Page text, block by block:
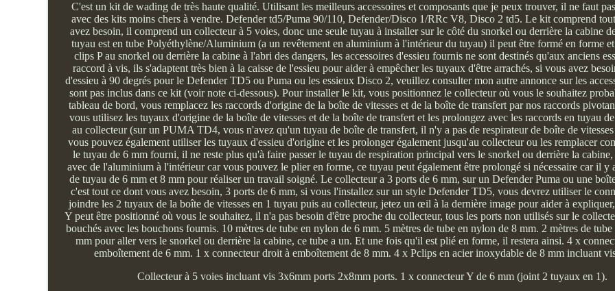
C'est un kit de wading de très haute qualité. Utilisant les meilleurs accessoires et composants que je peux trouver, il ne faut
avec des kits moins chers à vendre. Defender td5/Puma 90/110, Defender/Disco 1/RRc V8, Disco 2 td5. Le kit comprend
avez besoin, il comprend un collecteur à 5 voies, donc une seule tuyau à installer sur le côté du snorkel ou derrière la cabine
tuyau est en tube Polyéthylène/Aluminium (a un revêtement en aluminium à l'intérieur du tuyau) il peut être formé en forme
clips P au snorkel ou derrière la cabine à l'abri des dangers, les accessoires d'essieu fournis ne sont destinés qu'aux anciens
raccord à vis, ils s'adaptent très bien à la caisse de l'essieu pour aider à empêcher les tuyaux d'être arrachés, si vous avez
d'essieu à 90 degrés pour le Defender TD5 ou Puma ou les essieux Disco 2, veuillez consulter mon autre annonce sur les
sont pas inclus dans ce kit (voir note ci-dessous). Pour installer le kit, vous positionnez le collecteur où vous le souhaitez
tableau de bord, vous remplacez les raccords d'origine de la boîte de vitesses et de la boîte de transfert par nos raccords
vous utilisez les tuyaux d'origine de la boîte de vitesses et de la boîte de transfert et les prolongez avec les raccords en tuyau
au collecteur (sur un PUMA TD4, vous n'avez qu'un tuyau de boîte de transfert, il n'y a pas de respirateur de boîte de
vous pouvez également utiliser les tuyaux d'essieu d'origine et les prolonger également jusqu'au collecteur ou les remplacer
le tuyau de 6 mm fourni, il ne reste plus qu'à faire passer le tuyau de respiration principal vers le snorkel ou derrière la cabine,
avec de l'aluminium à l'intérieur car vous pouvez le plier en forme, ce tuyau peut également être prolongé si nécessaire car il y
de tuyau de 6 mm et 8 mm pour réaliser un travail soigné. Le collecteur a 3 ports de 6 mm, sur un Defender Puma ou une
c'est tout ce dont vous avez besoin, 3 ports de 6 mm, si vous l'installez sur un style Defender TD5, vous devrez utiliser le
joindre les 2 tuyaux de la boîte de vitesses en 1 tuyau puis au collecteur, jetez un œil à la dernière image pour aider à
Y peut être positionné où vous le souhaitez, il n'a pas besoin d'être proche du collecteur, tous les ports non utilisés sur le
bouchés avec les bouchons fournis. 10 mètres de tube en nylon de 6 mm. 5 mètres de tube en nylon de 8 mm. 2 mètres de
mm pour aller vers le snorkel ou derrière la cabine, ce tube a un. Et une fois qu'il est plié en forme, il restera ainsi. 4 x
emboîtement de 6 mm. 1 x connecteur droit à emboîtement de 8 mm. 4 x Pclips en acier inoxydable de 8 mm incluant
Collecteur à 5 voies incluant vis 3x6mm ports 2x8mm ports. 1 x connecteur Y de 6 mm (joint 2 tuyaux en 1).